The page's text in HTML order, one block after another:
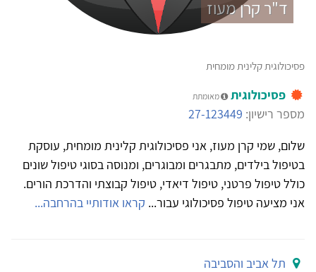
ד"ר קרן מעוז
פסיכולוגית קלינית מומחית
פסיכולוגית מאומתת
מספר רישיון: 27-123449
שלום, שמי קרן מעוז, אני פסיכולוגית קלינית מומחית, עוסקת
בטיפול בילדים, מתבגרים ומבוגרים, ומנוסה בסוגי טיפול שונים
כולל טיפול פרטני, טיפול דיאדי, טיפול קבוצתי והדרכת הורים.
אני מציעה טיפול פסיכולוגי עבור... קראו אודותיי בהרחבה...
תל אביב והסביבה